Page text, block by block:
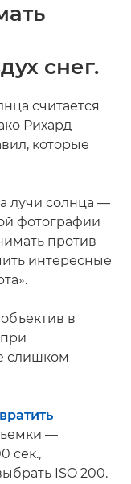
снег.
считается
Рихард
которые
лучи солнца —
фотографии
против
интересные
в
слишком
—
сек.,
ISO 200.